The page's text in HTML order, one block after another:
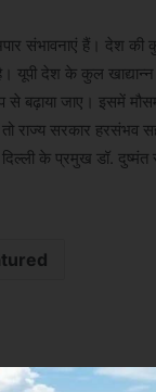
संभावनाएं हैं। देश की
यूपी देश के कुल
जाए। इसमें मौसम
राज्य सरकार हरसंभव
नई दिल्ली के प्रमुख